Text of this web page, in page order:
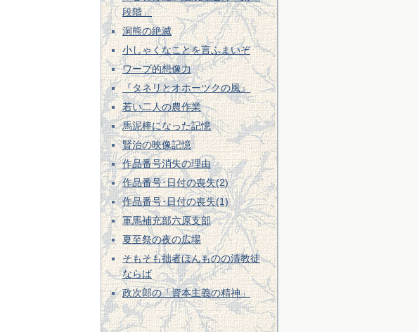
段階」
洞熊の絶滅
小しゃくなことを言ふまいぞ
ワープ的想像力
『タネリとオホーツクの風』
若い二人の農作業
馬泥棒になった記憶
賢治の映像記憶
作品番号消失の理由
作品番号･日付の喪失(2)
作品番号･日付の喪失(1)
軍馬補充部六原支部
夏至祭の夜の広場
そもそも拙者ほんものの清教徒
ならば
政次郎の「資本主義の精神」